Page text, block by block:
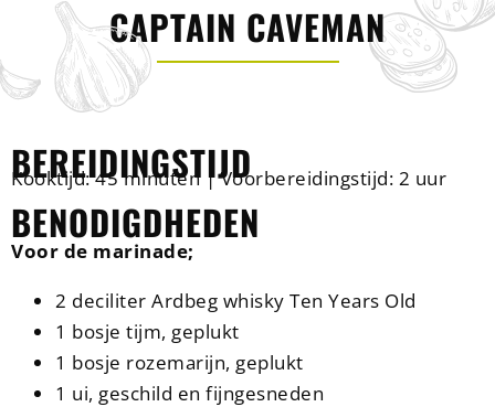
CAPTAIN CAVEMAN
BEREIDINGSTIJD
Kooktijd: 45 minuten | Voorbereidingstijd: 2 uur
BENODIGDHEDEN
Voor de marinade;
2 deciliter Ardbeg whisky Ten Years Old
1 bosje tijm, geplukt
1 bosje rozemarijn, geplukt
1 ui, geschild en fijngesneden